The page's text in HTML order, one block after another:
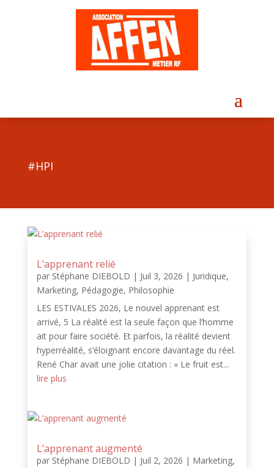
#HPI
L’apprenant relié
par Stéphane DIEBOLD | Juil 3, 2026 | Juridique,
Marketing, Pédagogie, Philosophie
LES ESTIVALES 2026, Le nouvel apprenant est
arrivé, 5 La réalité est la seule façon que l’homme
ait pour faire société. Et parfois, la réalité devient
hyperréalité, s’éloignant encore davantage du réel.
René Char avait une jolie citation : « Le fruit est...
lire plus
L’apprenant augmenté
par Stéphane DIEBOLD | Juil 2, 2026 | Marketing,